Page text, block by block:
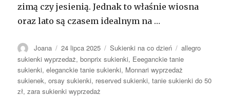
zimą czy jesienią. Jednak to właśnie wiosna
oraz lato są czasem idealnym na …
Autor
Joana Opublikowano
24 lipca 2025 Kategorie
Sukienki na co dzień Tagi
allegro
sukienki wyprzedaż,bonprix sukienki, Eeeganckie tanie
sukienki,eleganckie tanie sukienki, Monnari wyprzedaż
sukienek,orsay sukienki, reserved sukienki,tanie sukienki do 50
zł,zara sukienki wyprzedaż